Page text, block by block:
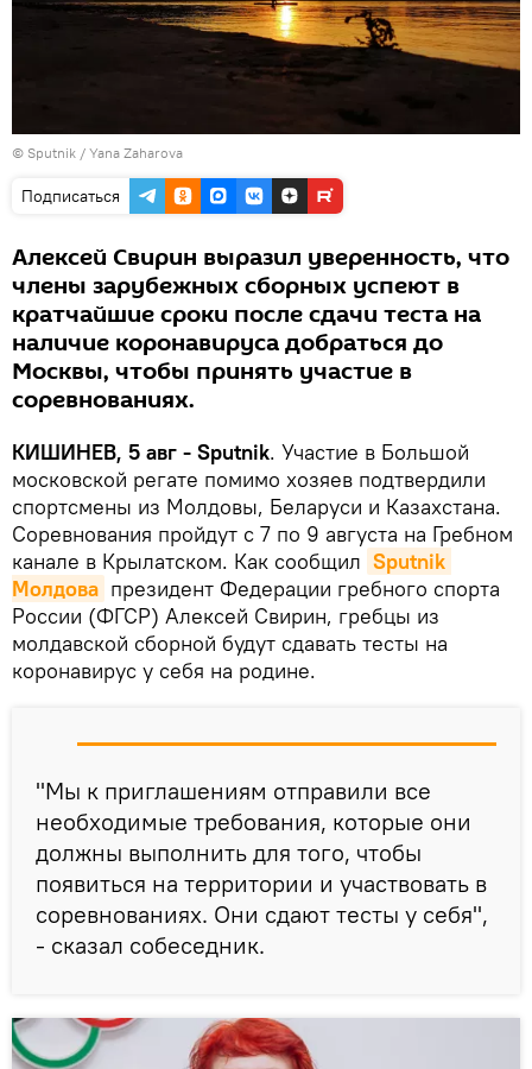
© Sputnik / Yana Zaharova
Подписаться
Алексей Свирин выразил уверенность, что
члены зарубежных сборных успеют в
кратчайшие сроки после сдачи теста на
наличие коронавируса добраться до
Москвы, чтобы принять участие в
соревнованиях.
КИШИНЕВ, 5 авг - Sputnik. Участие в Большой
московской регате помимо хозяев подтвердили
спортсмены из Молдовы, Беларуси и Казахстана.
Соревнования пройдут с 7 по 9 августа на Гребном
канале в Крылатском. Как сообщил Sputnik
Молдова президент Федерации гребного спорта
России (ФГСР) Алексей Свирин, гребцы из
молдавской сборной будут сдавать тесты на
коронавирус у себя на родине.
"Мы к приглашениям отправили все
необходимые требования, которые они
должны выполнить для того, чтобы
появиться на территории и участвовать в
соревнованиях. Они сдают тесты у себя",
- сказал собеседник.